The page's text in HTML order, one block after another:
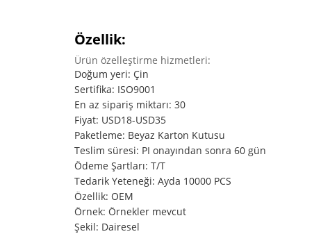
Özellik:
Ürün özelleştirme hizmetleri:
Doğum yeri: Çin
Sertifika: ISO9001
En az sipariş miktarı: 30
Fiyat: USD18-USD35
Paketleme: Beyaz Karton Kutusu
Teslim süresi: PI onayından sonra 60 gün
Ödeme Şartları: T/T
Tedarik Yeteneği: Ayda 10000 PCS
Özellik: OEM
Örnek: Örnekler mevcut
Şekil: Dairesel